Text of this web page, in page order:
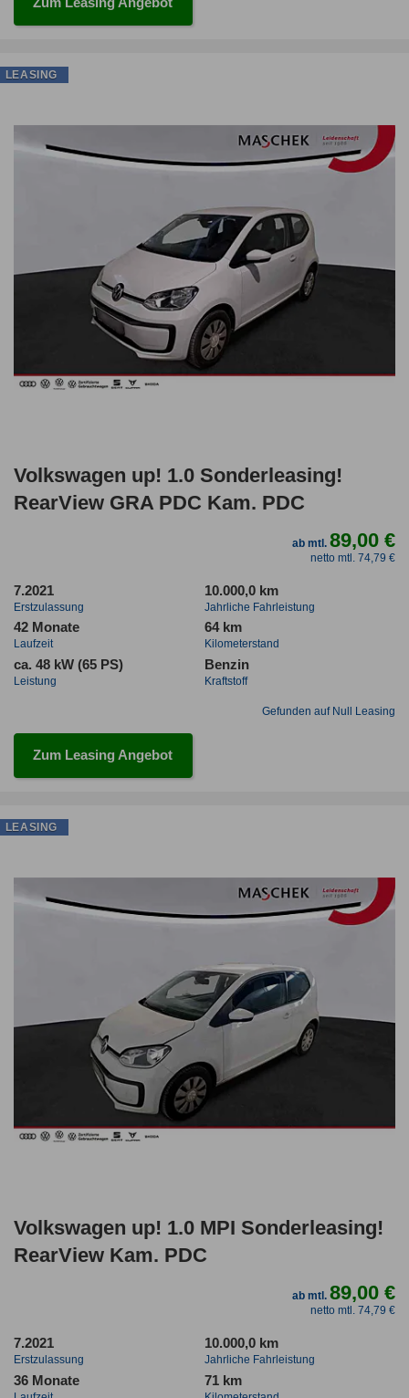
Volkswagen up! 1.0 Sonderleasing!
RearView GRA PDC Kam. PDC
ab mtl.89,00 €
netto mtl. 74,79 €
7.2021
Erstzulassung
10.000,0 km
Jahrliche Fahrleistung
42 Monate
Laufzeit
64 km
Kilometerstand
ca. 48 kW (65 PS)
Leistung
Benzin
Kraftstoff
Gefunden auf Null Leasing
Zum Leasing Angebot
LEASING
Volkswagen up! 1.0 MPI Sonderleasing!
RearView Kam. PDC
ab mtl.89,00 €
netto mtl. 74,79 €
7.2021
Erstzulassung
10.000,0 km
Jahrliche Fahrleistung
36 Monate 71 km
LEASING